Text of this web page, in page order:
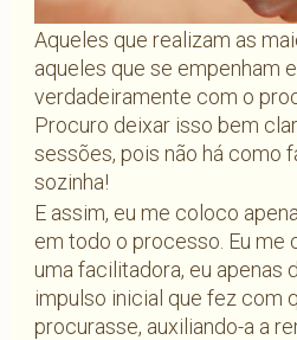
Aqueles que realizam as
aqueles que se empenham
verdadeiramente com o
Procuro deixar isso bem
sessões, pois não há como
sozinha!
E assim, eu me coloco
em todo o processo. Eu me
uma facilitadora, eu apenas
impulso inicial que fez com
procurasse, auxiliando-a a